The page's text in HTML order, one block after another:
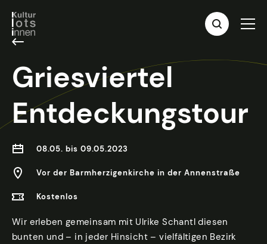
Griesviertel
Entdeckungstour
08.05. bis 09.05.2023
Vor der Barmherzigenkirche in der Annenstraße
Kostenlos
Wir erleben gemeinsam mit Ulrike Schantl diesen
bunten und – in jeder Hinsicht – vielfältigen Bezirk